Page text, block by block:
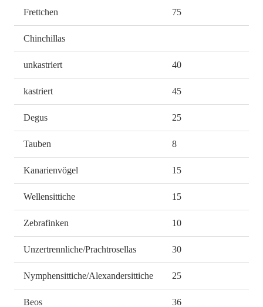
Frettchen 75
Chinchillas
unkastriert 40
kastriert 45
Degus 25
Tauben 8
Kanarienvögel 15
Wellensittiche 15
Zebrafinken 10
Unzertrennliche/Prachtrosellas 30
Nymphensittiche/Alexandersittiche 25
Beos 36